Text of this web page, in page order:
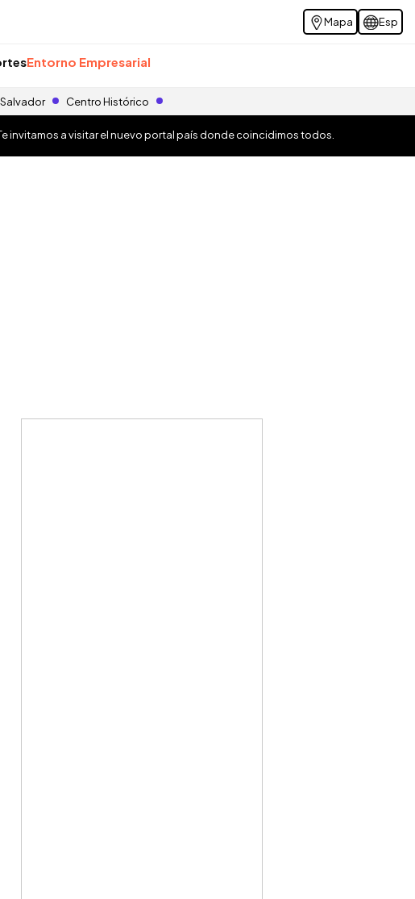
Mapa Esp
Entorno Empresarial
Centro Histórico
Te invitamos a visitar el nuevo portal país donde coincidimos todos.